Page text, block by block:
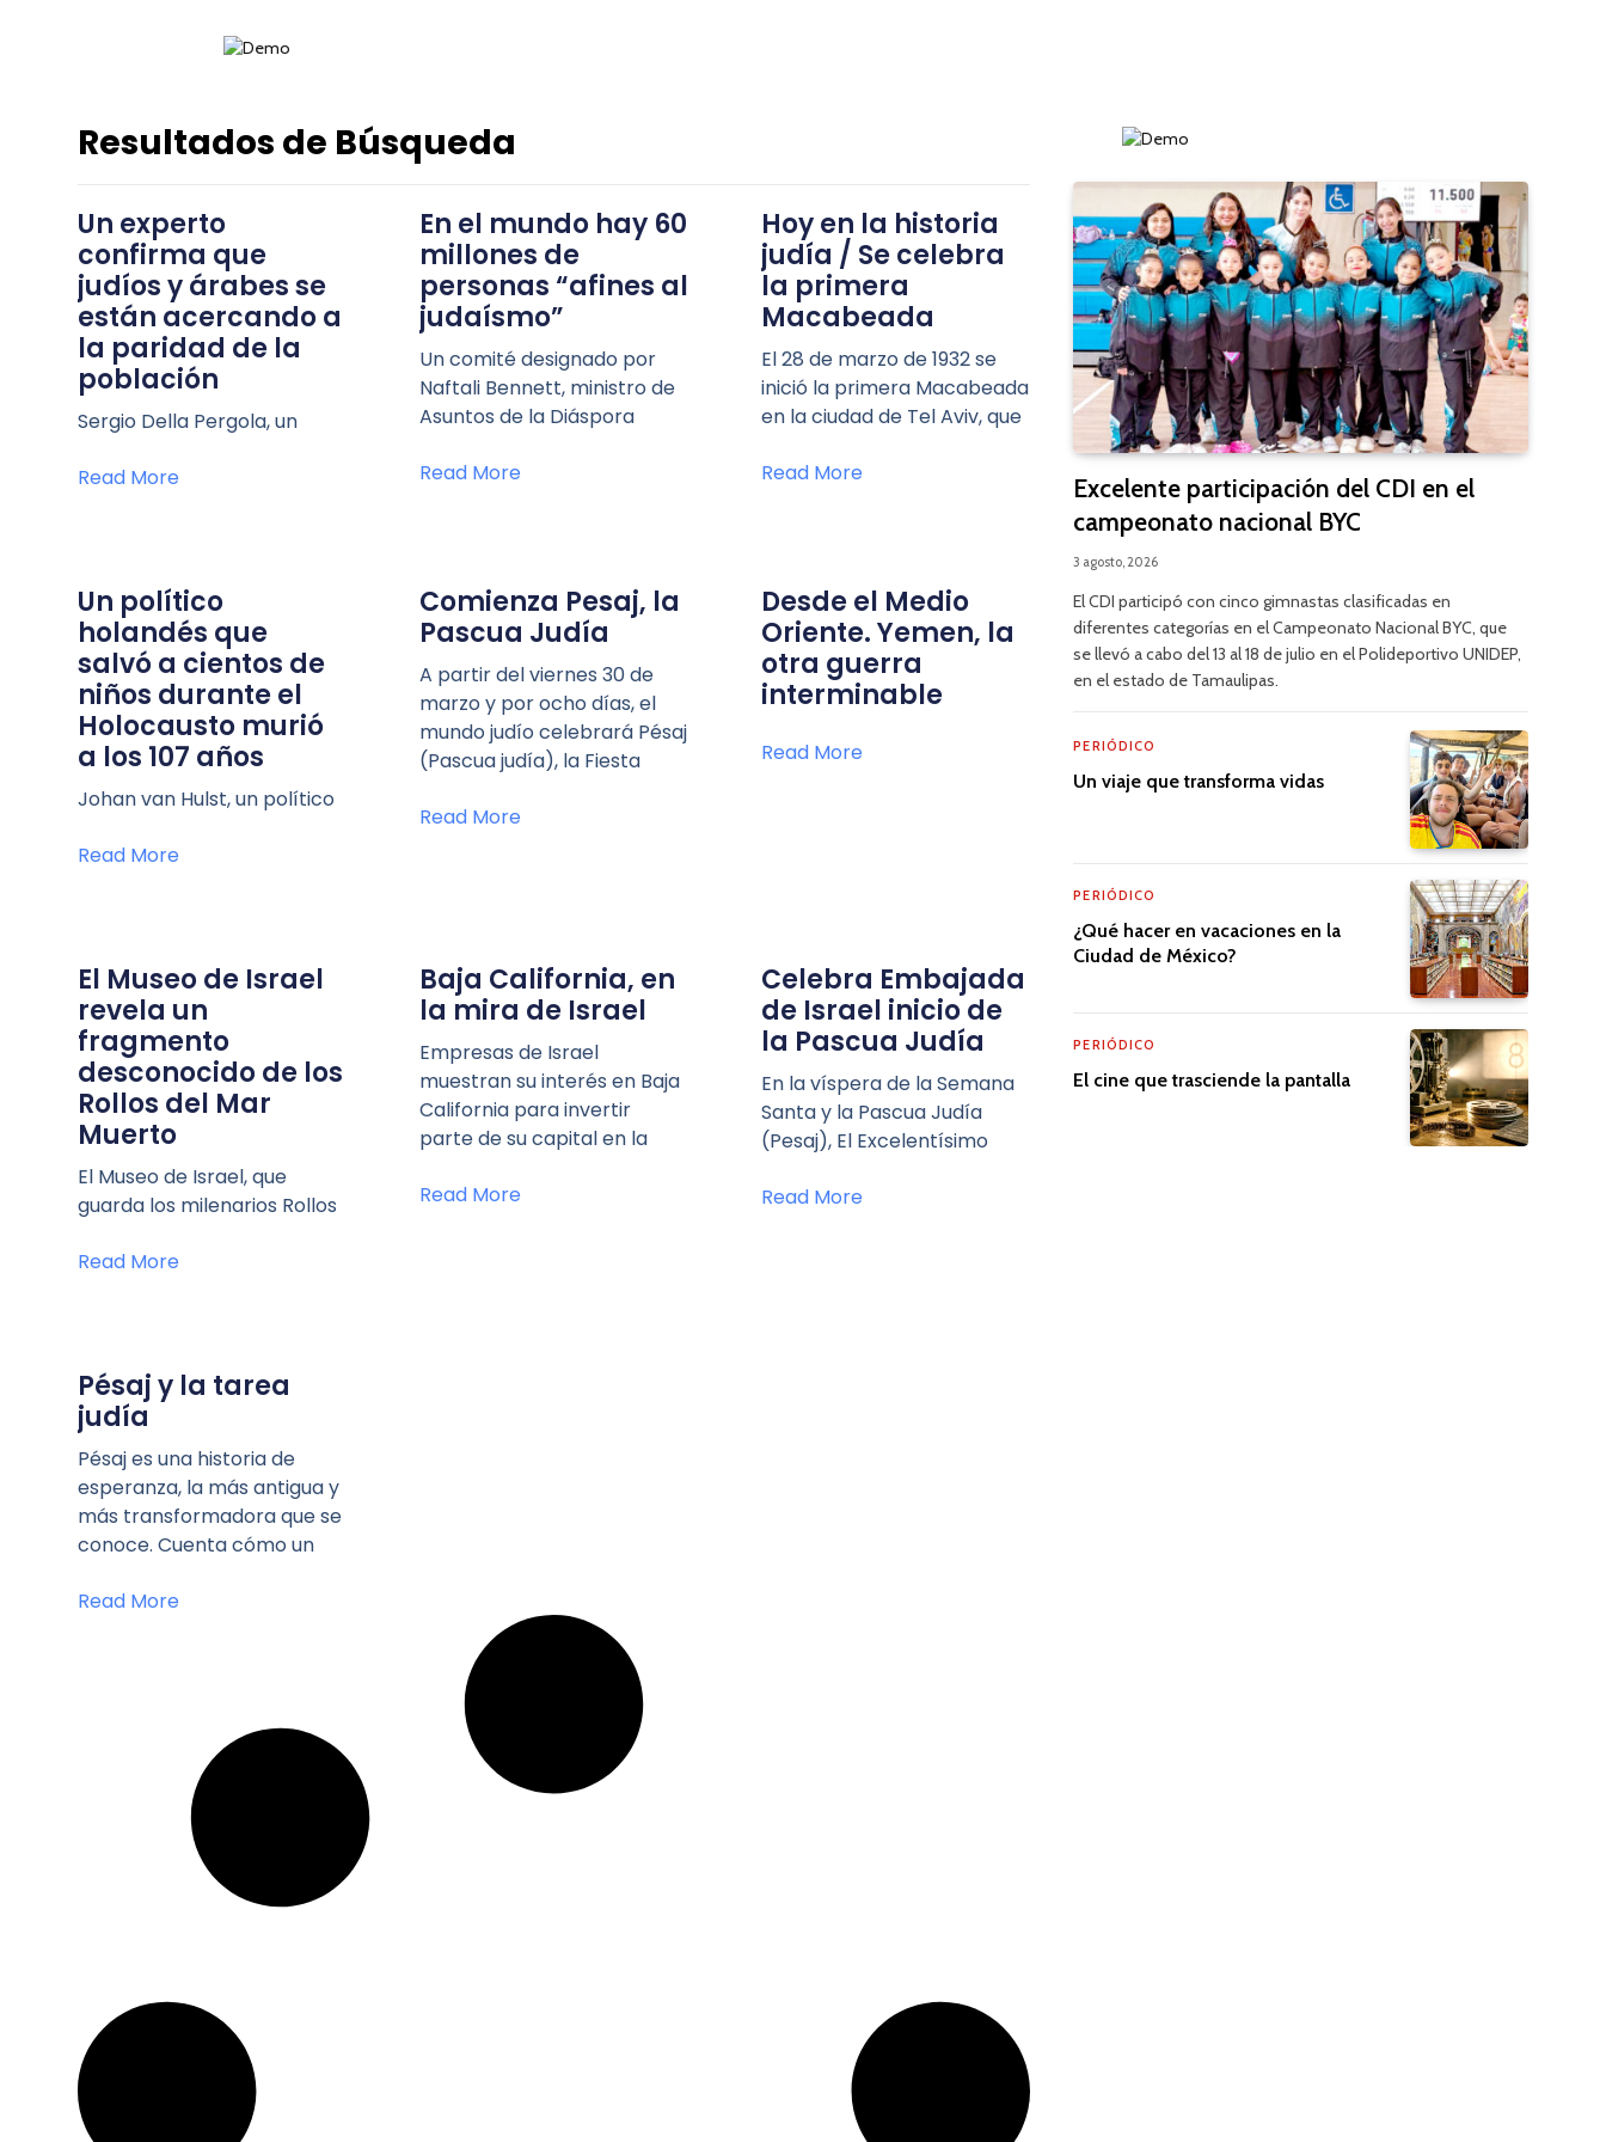
Resultados de Búsqueda
Un experto
confirma que
judíos y árabes se
están acercando a
la paridad de la
población
Sergio Della Pergola, un
Read More
En el mundo hay 60
millones de
personas “afines al
judaísmo”
Un comité designado por
Naftali Bennett, ministro de
Asuntos de la Diáspora
Read More
Hoy en la historia
judía / Se celebra
la primera
Macabeada
El 28 de marzo de 1932 se
inició la primera Macabeada
en la ciudad de Tel Aviv, que
Read More
Un político
holandés que
salvó a cientos de
niños durante el
Holocausto murió
a los 107 años
Johan van Hulst, un político
Read More
Comienza Pesaj, la
Pascua Judía
A partir del viernes 30 de
marzo y por ocho días, el
mundo judío celebrará Pésaj
(Pascua judía), la Fiesta
Read More
Desde el Medio
Oriente. Yemen, la
otra guerra
interminable
Read More
El Museo de Israel
revela un
fragmento
desconocido de los
Rollos del Mar
Muerto
El Museo de Israel, que
guarda los milenarios Rollos
Read More
Baja California, en
la mira de Israel
Empresas de Israel
muestran su interés en Baja
California para invertir
parte de su capital en la
Read More
Celebra Embajada
de Israel inicio de
la Pascua Judía
En la víspera de la Semana
Santa y la Pascua Judía
(Pesaj), El Excelentísimo
Read More
Pésaj y la tarea
judía
Pésaj es una historia de
esperanza, la más antigua y
más transformadora que se
conoce. Cuenta cómo un
Read More
Excelente participación del CDI en el
campeonato nacional BYC
3 agosto, 2026
El CDI participó con cinco gimnastas clasificadas en
diferentes categorías en el Campeonato Nacional BYC, que
se llevó a cabo del 13 al 18 de julio en el Polideportivo UNIDEP,
en el estado de Tamaulipas.
PERIÓDICO
Un viaje que transforma vidas
PERIÓDICO
¿Qué hacer en vacaciones en la
Ciudad de México?
PERIÓDICO
El cine que trasciende la pantalla